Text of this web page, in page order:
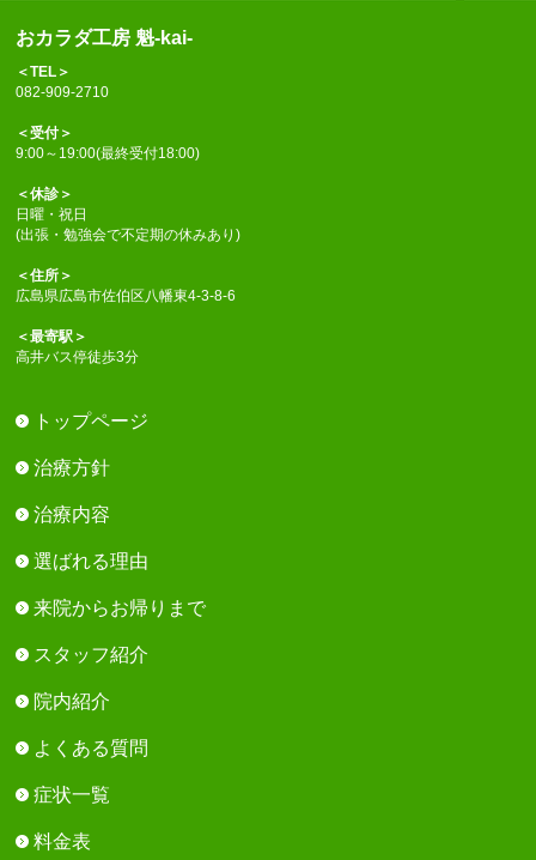
おカラダ工房 魁-kai-
＜TEL＞
082-909-2710
＜受付＞
9:00～19:00(最終受付18:00)
＜休診＞
日曜・祝日
(出張・勉強会で不定期の休みあり)
＜住所＞
広島県広島市佐伯区八幡東4-3-8-6
＜最寄駅＞
高井バス停徒歩3分
トップページ
治療方針
治療内容
選ばれる理由
来院からお帰りまで
スタッフ紹介
院内紹介
よくある質問
症状一覧
料金表